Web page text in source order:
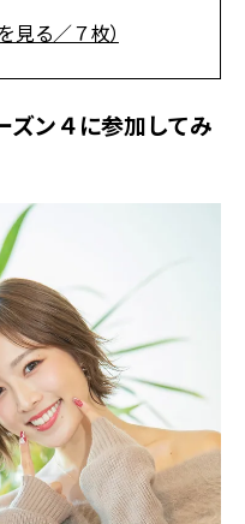
見る／７枚）
ズン４に参加してみ